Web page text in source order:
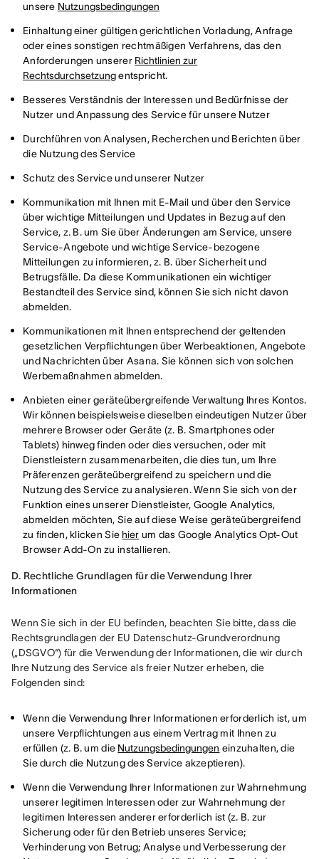
unsere Nutzungsbedingungen
Einhaltung einer gültigen gerichtlichen Vorladung, Anfrage
oder eines sonstigen rechtmäßigen Verfahrens, das den
Anforderungen unserer Richtlinien zur
Rechtsdurchsetzungentspricht.
Besseres Verständnis der Interessen und Bedürfnisse der
Nutzer und Anpassung des Service für unsere Nutzer
Durchführen von Analysen, Recherchen und Berichten über
die Nutzung des Service
Schutz des Service und unserer Nutzer
Kommunikation mit Ihnen mit E-Mail und über den Service
über wichtige Mitteilungen und Updates in Bezug auf den
Service, z. B. um Sie über Änderungen am Service, unsere
Service-Angebote und wichtige Service-bezogene
Mitteilungen zu informieren, z. B. über Sicherheit und
Betrugsfälle. Da diese Kommunikationen ein wichtiger
Bestandteil des Service sind, können Sie sich nicht davon
abmelden.
Kommunikationen mit Ihnen entsprechend der geltenden
gesetzlichen Verpflichtungen über Werbeaktionen, Angebote
und Nachrichten über Asana. Sie können sich von solchen
Werbemaßnahmen abmelden.
Anbieten einer geräteübergreifende Verwaltung Ihres Kontos.
Wir können beispielsweise dieselben eindeutigen Nutzer über
mehrere Browser oder Geräte (z. B. Smartphones oder
Tablets) hinweg finden oder dies versuchen, oder mit
Dienstleistern zusammenarbeiten, die dies tun, um Ihre
Präferenzen geräteübergreifend zu speichern und die
Nutzung des Service zu analysieren. Wenn Sie sich von der
Funktion eines unserer Dienstleister, Google Analytics,
abmelden möchten, Sie auf diese Weise geräteübergreifend
zu finden, klicken Siehier um das Google Analytics Opt-Out
Browser Add-On zu installieren.
D. Rechtliche Grundlagen für die Verwendung Ihrer
Informationen
Wenn Sie sich in der EU befinden, beachten Sie bitte, dass die
Rechtsgrundlagen der EU Datenschutz-Grundverordnung
(„DSGVO“) für die Verwendung der Informationen, die wir durch
Ihre Nutzung des Service als freier Nutzer erheben, die
Folgenden sind:
Wenn die Verwendung Ihrer Informationen erforderlich ist, um
unsere Verpflichtungen aus einem Vertrag mit Ihnen zu
erfüllen (z. B. um die Nutzungsbedingungen einzuhalten, die
Sie durch die Nutzung des Service akzeptieren).
Wenn die Verwendung Ihrer Informationen zur Wahrnehmung
unserer legitimen Interessen oder zur Wahrnehmung der
legitimen Interessen anderer erforderlich ist (z. B. zur
Sicherung oder für den Betrieb unseres Service;
Verhinderung von Betrug; Analyse und Verbesserung der